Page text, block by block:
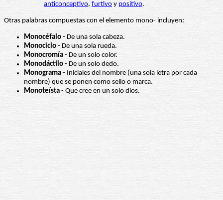
anticonceptivo, furtivo y positivo.
Otras palabras compuestas con el elemento mono- incluyen:
Monocéfalo - De una sola cabeza.
Monociclo - De una sola rueda.
Monocromía - De un solo color.
Monodáctilo - De un solo dedo.
Monograma - Iniciales del nombre (una sola letra por cada
nombre) que se ponen como sello o marca.
Monoteísta - Que cree en un solo dios.